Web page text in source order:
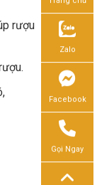
rượu
Zalo
Facebook
Gọi Ngay